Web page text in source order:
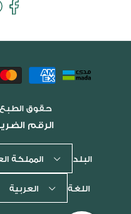
الدفع
حقوق الطبع
الرقم الضريبي
البلد المملكة
اللغة العربية